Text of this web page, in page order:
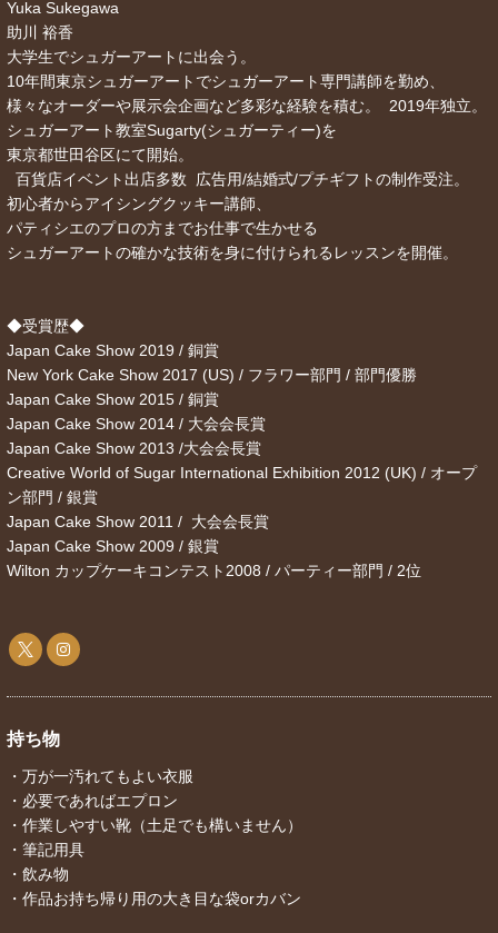
Yuka Sukegawa
助川 裕香
大学生でシュガーアートに出会う。
10年間東京シュガーアートでシュガーアート専門講師を勤め、
様々なオーダーや展示会企画など多彩な経験を積む。 2019年独立。
シュガーアート教室Sugarty(シュガーティー)を
東京都世田谷区にて開始。
百貨店イベント出店多数 広告用/結婚式/プチギフトの制作受注。
初心者からアイシングクッキー講師、
パティシエのプロの方までお仕事で生かせる
シュガーアートの確かな技術を身に付けられるレッスンを開催。
◆受賞歴◆
Japan Cake Show 2019 / 銅賞
New York Cake Show 2017 (US) / フラワー部門 / 部門優勝
Japan Cake Show 2015 / 銅賞
Japan Cake Show 2014 / 大会会長賞
Japan Cake Show 2013 /大会会長賞
Creative World of Sugar International Exhibition 2012 (UK) / オープ
ン部門 / 銀賞
Japan Cake Show 2011 / 大会会長賞
Japan Cake Show 2009 / 銀賞
Wilton カップケーキコンテスト2008 / パーティー部門 / 2位
持ち物
・万が一汚れてもよい衣服
・必要であればエプロン
・作業しやすい靴（土足でも構いません）
・筆記用具
・飲み物
・作品お持ち帰り用の大き目な袋orカバン